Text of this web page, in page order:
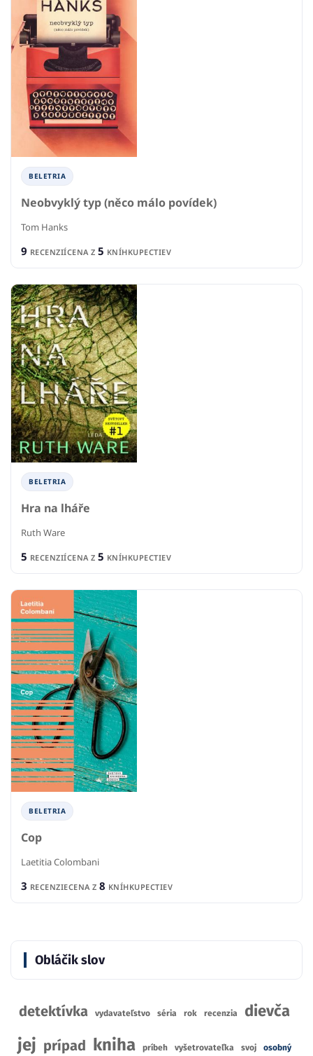
BELETRIA
Neobvyklý typ (něco málo povídek)
Tom Hanks
9 RECENZIÍCENA Z 5 KNÍHKUPECTIEV
BELETRIA
Hra na lháře
Ruth Ware
5 RECENZIÍCENA Z 5 KNÍHKUPECTIEV
BELETRIA
Cop
Laetitia Colombani
3 RECENZIECENA Z 8 KNÍHKUPECTIEV
Obláčik slov
detektívka vydavateľstvo séria rok recenzia dievča
jej prípad kniha príbeh vyšetrovateľka svoj osobný